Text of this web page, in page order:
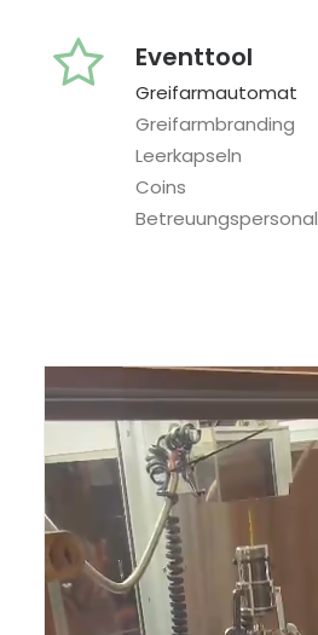
Eventtool
Greifarmautomat
Greifarmbranding
Leerkapseln
Coins
Betreuungspersonal